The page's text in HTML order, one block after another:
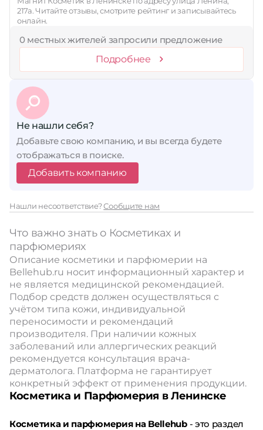
217а. Читайте отзывы, смотрите рейтинг и записывайтесь
онлайн.
0 местных жителей запросили предложение
Подробнее
Не нашли себя?
Добавьте свою компанию, и вы всегда будете
отображаться в поиске.
Добавить компанию
Нашли несоответствие?Сообщите нам
Что важно знать о Косметиках и
парфюмериях
Описание косметики и парфюмерии на
Bellehub.ru носит информационный характер и
не является медицинской рекомендацией.
Подбор средств должен осуществляться с
учётом типа кожи, индивидуальной
переносимости и рекомендаций
производителя. При наличии кожных
заболеваний или аллергических реакций
рекомендуется консультация врача-
дерматолога. Платформа не гарантирует
конкретный эффект от применения продукции.
Косметика и Парфюмерия в Ленинске
Косметика и парфюмерия на Bellehub- это раздел